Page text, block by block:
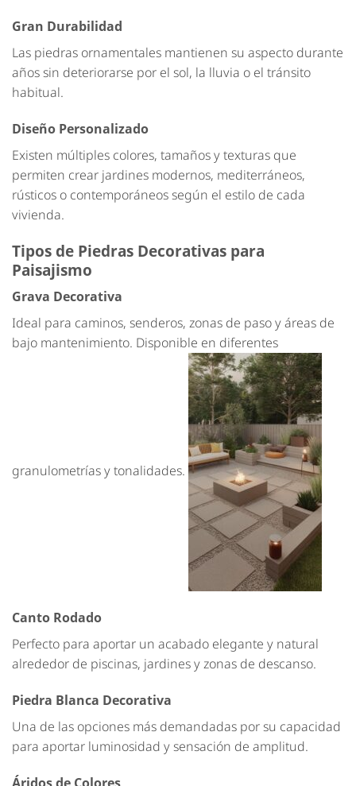
Gran Durabilidad
Las piedras ornamentales mantienen su aspecto durante
años sin deteriorarse por el sol, la lluvia o el tránsito
habitual.
Diseño Personalizado
Existen múltiples colores, tamaños y texturas que
permiten crear jardines modernos, mediterráneos,
rústicos o contemporáneos según el estilo de cada
vivienda.
Tipos de Piedras Decorativas para
Paisajismo
Grava Decorativa
Ideal para caminos, senderos, zonas de paso y áreas de
bajo mantenimiento. Disponible en diferentes
granulometrías y tonalidades.
Canto Rodado
Perfecto para aportar un acabado elegante y natural
alrededor de piscinas, jardines y zonas de descanso.
Piedra Blanca Decorativa
Una de las opciones más demandadas por su capacidad
para aportar luminosidad y sensación de amplitud.